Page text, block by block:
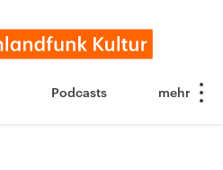
Podcasts